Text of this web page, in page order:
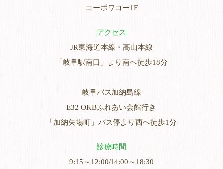
コーポワコー1F
アクセス
JR東海道本線・高山本線
「岐阜駅南口」より南へ徒歩18分
岐阜バス加納島線
E32 OKBふれあい会館行き
「加納矢場町」バス停より西へ徒歩1分
診療時間
9:15～12:00/14:00～18:30